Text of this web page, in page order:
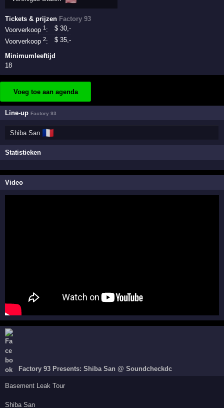
Tickets & prijzen Factory 93
Voorverkoop1 : $30 ,-
Voorverkoop2: $35 ,-
Minimumleeftijd
18
Voeg toe aan agenda
Line-upFactory 93
Shiba San 🇫🇷
Statistieken
Video
Factory 93 Presents: Shiba San @ Soundcheckdc
Basement Leak Tour
Shiba San